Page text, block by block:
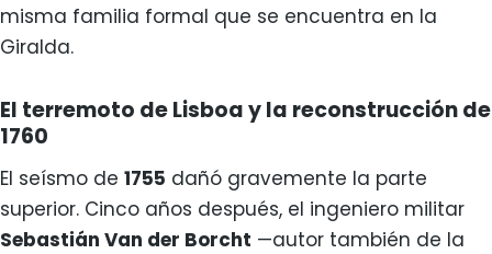
misma familia formal que se encuentra en la
Giralda.
El terremoto de Lisboa y la reconstrucción de
1760
El seísmo de 1755 dañó gravemente la parte
superior. Cinco años después, el ingeniero militar
Sebastián Van der Borcht —autor también de la